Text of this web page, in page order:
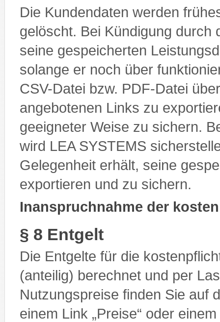
Die Kundendaten werden
gelöscht. Bei Kündigung durch
seine gespeicherten
solange er noch über
CSV-Datei bzw. PDF-Datei
angebotenen Links zu
geeigneter Weise zu sichern.
wird LEA SYSTEMS
Gelegenheit erhält, seine
exportieren und zu sichern.
Inanspruchnahme der
§ 8 Entgelt
Die Entgelte für die
(anteilig) berechnet und per
Nutzungspreise finden Sie auf
einem Link „Preise“ oder